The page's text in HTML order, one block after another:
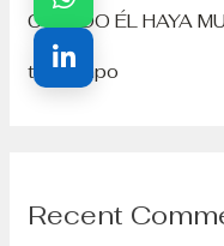
CUENDO ÉL HAYA
tu-tiempo
Recent